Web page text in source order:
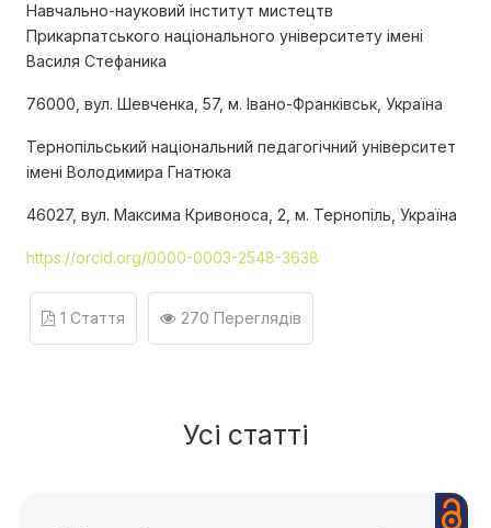
Навчально-науковий інститут мистецтв
Прикарпатського національного університету імені
Василя Стефаника
76000, вул. Шевченка, 57, м. Івано-Франківськ, Україна
Тернопільський національний педагогічний університет
імені Володимира Гнатюка
46027, вул. Максима Кривоноса, 2, м. Тернопіль, Україна
https://orcid.org/0000-0003-2548-3638
1 Стаття 270 Переглядів
Усі статті